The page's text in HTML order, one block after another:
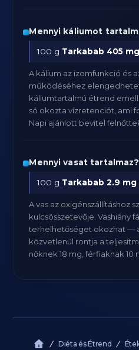
Mennyi káliumot
100 g Tarkabab 405
A kálium az izomfunkció és
működéséhez
káliumtartalmú étrend
só okozta vízretenciót, ami
Napi ajánlott bevitel
Mennyi vasat tartalmaz?
100 g Tarkabab 2.9 mg
A vas az oxigénszállításhoz
kulcsösszetevője. Vashiány
terhelhetőséget okozhat —
közvetlenül rontja a
nőknek 18 mg, férfiaknak 10
Diéta és Étrend